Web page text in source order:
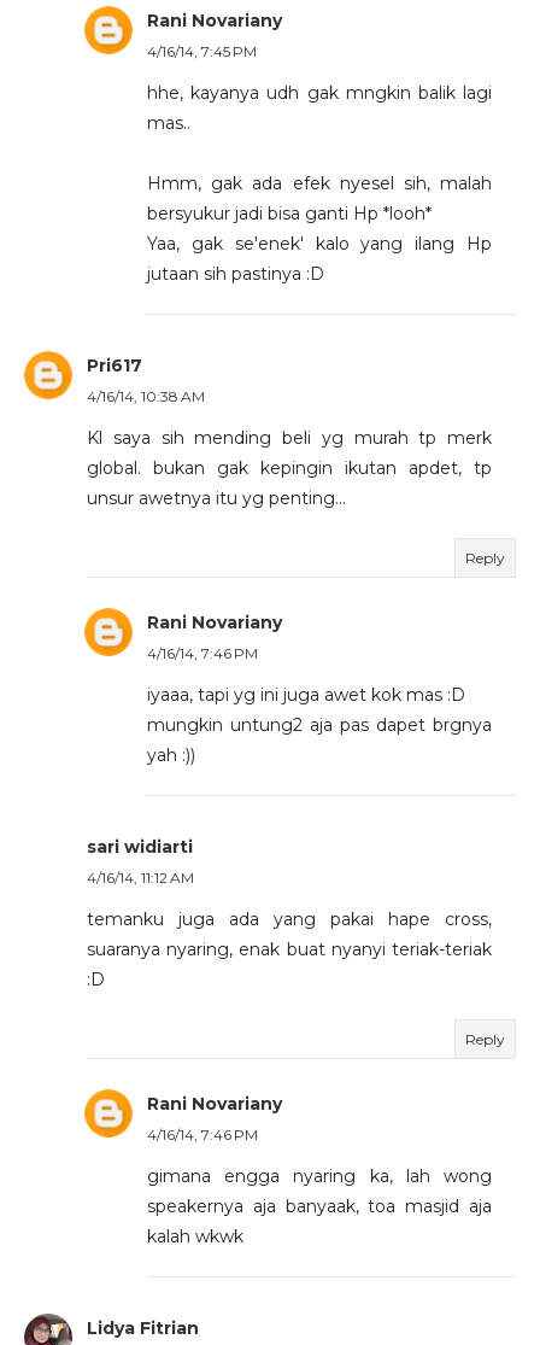
Rani Novariany
4/16/14, 7:45 PM
hhe, kayanya udh gak mngkin balik lagi
mas..
Hmm, gak ada efek nyesel sih, malah
bersyukur jadi bisa ganti Hp *looh*
Yaa, gak se'enek' kalo yang ilang Hp
jutaan sih pastinya :D
Pri617
4/16/14, 10:38 AM
Kl saya sih mending beli yg murah tp merk
global. bukan gak kepingin ikutan apdet, tp
unsur awetnya itu yg penting...
Reply
Rani Novariany
4/16/14, 7:46 PM
iyaaa, tapi yg ini juga awet kok mas :D
mungkin untung2 aja pas dapet brgnya
yah :))
sari widiarti
4/16/14, 11:12 AM
temanku juga ada yang pakai hape cross,
suaranya nyaring, enak buat nyanyi teriak-teriak
:D
Reply
Rani Novariany
4/16/14, 7:46 PM
gimana engga nyaring ka, lah wong
speakernya aja banyaak, toa masjid aja
kalah wkwk
Lidya Fitrian